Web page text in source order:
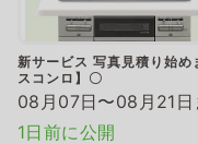
新サービス 写真見積り始
スコンロ】〇
08月07日〜08月21日
1日前に公開